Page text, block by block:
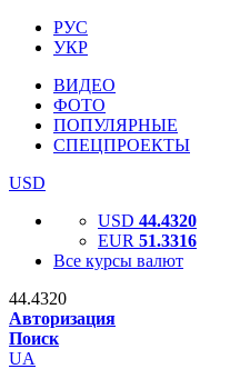
РУС
УКР
ВИДЕО
ФОТО
ПОПУЛЯРНЫЕ
СПЕЦПРОЕКТЫ
USD
USD 44.4320
EUR 51.3316
Все курсы валют
44.4320
Авторизация
Поиск
UA